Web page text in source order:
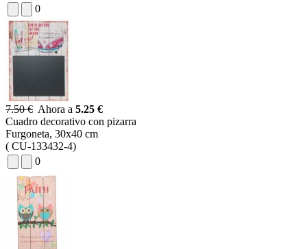
0
7.50 € Ahora a 5.25 €
Cuadro decorativo con pizarra
Furgoneta, 30x40 cm
( CU-133432-4)
0